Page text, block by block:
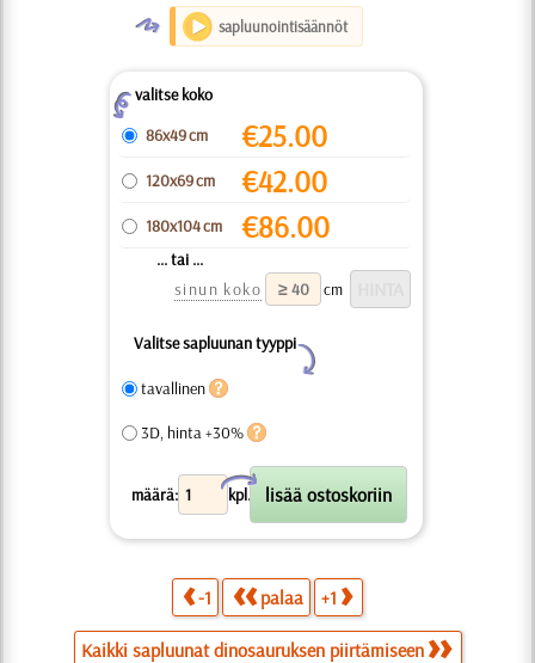
O sapluunointisäännöt
Zvalitse koko
86x49 cm
€25.00
120x69 cm €42.00
180x104 cm €86.00
... tai ...
sinun koko
cm
Valitse sapluunan tyyppi
Y
tavallinen
3D, hinta +30%
määrä: kpl.
X
-1 palaa +1
Kaikki sapluunat dinosauruksen piirtämiseen